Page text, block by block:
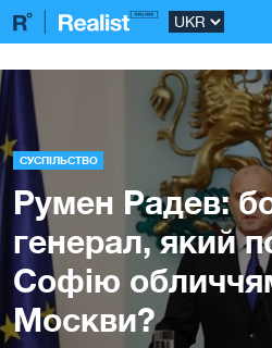
СУСПІЛЬСТВО
Румен Радев:
генерал, який
Софію
Москви?